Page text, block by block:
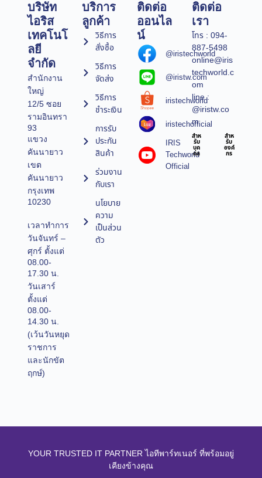
บริษัท
ไอริส
เทคโนโ
ลยี
จำกัด
สำนักงาน
ใหญ่
12/5 ซอย
รามอินทรา
93
แขวง
คันนายาว
เขต
คันนายาว
กรุงเทพ
10230
เวลาทำการ
วันจันทร์ –
ศุกร์ ตั้งแต่
08.00-
17.30 น.
วันเสาร์
ตั้งแต่
08.00-
14.30 น.
(เว้นวันหยุด
ราชการ
และนักขัต
ฤกษ์)
บริการ
ลูกค้า
วิธีการ
สั่งซื้อ
วิธีการ
จัดส่ง
วิธีการ
ชำระเงิน
การรับ
ประกัน
สินค้า
ร่วมงาน
กับเรา
นโยบาย
ความ
เป็นส่วน
ตัว
ติดต่อ
ออนไล
น์
@iristechworld
@iristw.com
iristechworld
iristechofficial
IRIS
Techworld
Official
ติดต่อ
เรา
โทร : 094-
887-5498
online@iris
techworld.c
om
line :
@iristw.co
m
สำห
รับ
บุค
คล
สำห
รับ
องค์
กร
YOUR TRUSTED IT PARTNER ไอทีพาร์ทเนอร์ ที่พร้อมอยู่
เคียงข้างคุณ